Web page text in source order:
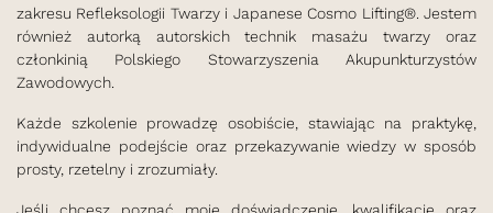
zakresu Refleksologii Twarzy i Japanese Cosmo Lifting®. Jestem
również autorką autorskich technik masażu twarzy oraz
członkinią Polskiego Stowarzyszenia Akupunkturzystów
Zawodowych.
Każde szkolenie prowadzę osobiście, stawiając na praktykę,
indywidualne podejście oraz przekazywanie wiedzy w sposób
prosty, rzetelny i zrozumiały.